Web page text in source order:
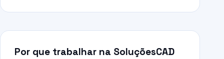
Por que trabalhar na SoluçõesCAD